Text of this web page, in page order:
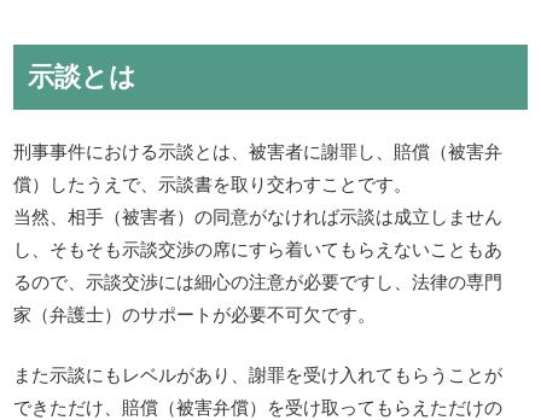
示談とは
刑事事件における示談とは、被害者に謝罪し、賠償（被害弁
償）したうえで、示談書を取り交わすことです。
当然、相手（被害者）の同意がなければ示談は成立しません
し、そもそも示談交渉の席にすら着いてもらえないこともあ
るので、示談交渉には細心の注意が必要ですし、法律の専門
家（弁護士）のサポートが必要不可欠です。
また示談にもレベルがあり、謝罪を受け入れてもらうことが
できただけ、賠償（被害弁償）を受け取ってもらえただけの